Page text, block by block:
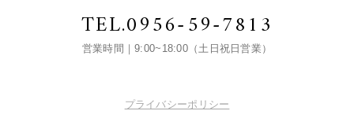
TEL.0956-59-7813
営業時間｜9:00~18:00（土日祝日営業）
プライバシーポリシー